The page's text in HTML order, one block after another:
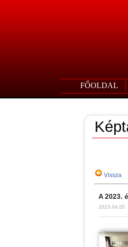
FŐOLDAL
Vissza
A 2023.
2023.04.05